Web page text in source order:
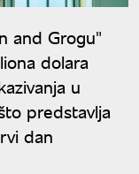
and Grogu"
dolara
u
predstavlja
dan